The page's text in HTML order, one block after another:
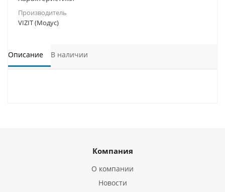
Производитель
VIZIT (Модус)
Описание В наличии
Компания
О компании
Новости